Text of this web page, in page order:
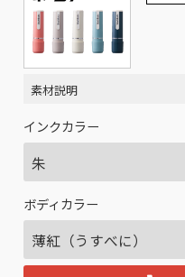
素材説明
インクカラー
ボディカラー